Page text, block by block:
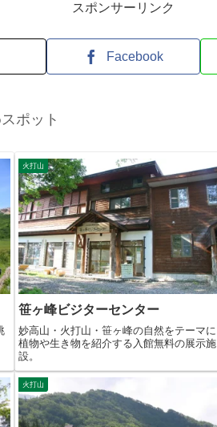
スポンサーリンク
Facebook
ポット
火打山
笹ヶ峰ビジターセンター
妙高山・火打山・笹ヶ峰の自然をテーマに
植物や生き物を紹介する入館無料の展示施
設。
火打山